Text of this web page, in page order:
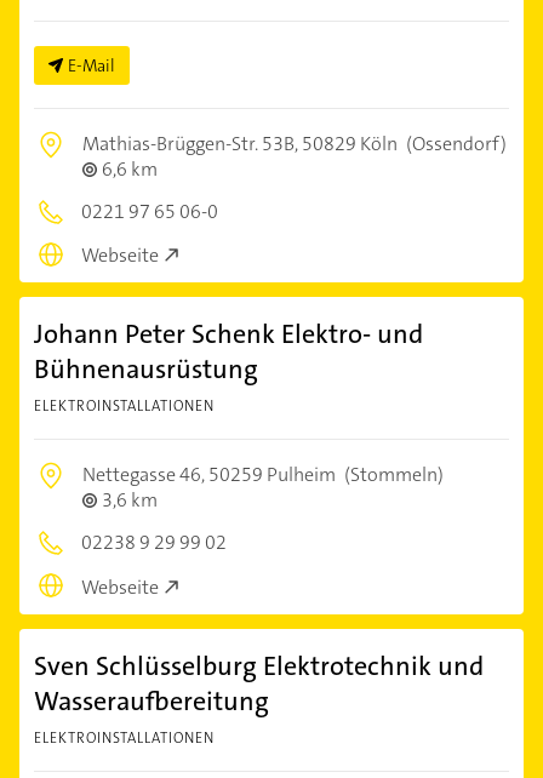
E-Mail
Mathias-Brüggen-Str. 53B,50829 Köln (Ossendorf)
6,6 km
0221 97 65 06-0
Webseite
Johann Peter Schenk Elektro- und
Bühnenausrüstung
ELEKTROINSTALLATIONEN
Nettegasse 46,50259 Pulheim (Stommeln)
3,6 km
02238 9 29 99 02
Webseite
Sven Schlüsselburg Elektrotechnik und
Wasseraufbereitung
ELEKTROINSTALLATIONEN